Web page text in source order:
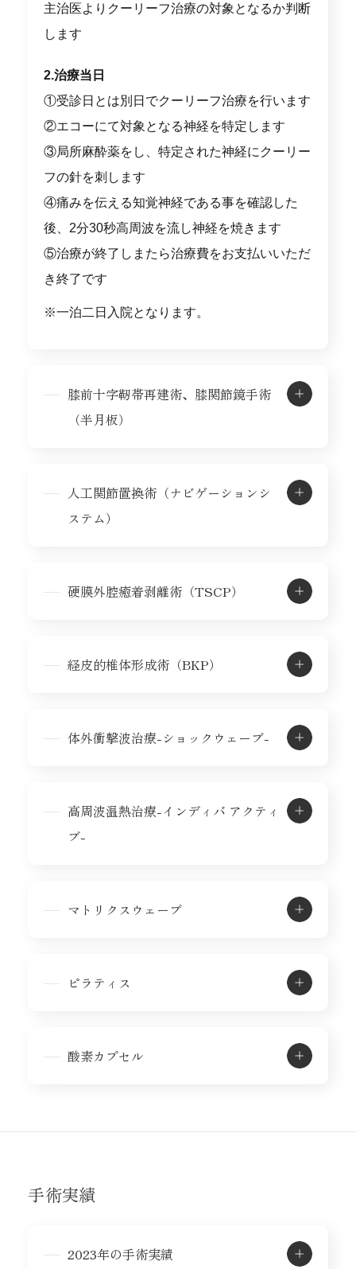
主治医よりクーリーフ治療の対象となるか判断
します
2.治療当日
①受診日とは別日でクーリーフ治療を行います
②エコーにて対象となる神経を特定します
③局所麻酔薬をし、特定された神経にクーリー
フの針を刺します
④痛みを伝える知覚神経である事を確認した
後、2分30秒高周波を流し神経を焼きます
⑤治療が終了しまたら治療費をお支払いいただ
き終了です
※一泊二日入院となります。
膝前十字靭帯再建術、膝関節鏡手術
（半月板）
人工関節置換術（ナビゲーションシ
ステム）
硬膜外腔癒着剥離術（TSCP）
経皮的椎体形成術（BKP）
体外衝撃波治療-ショックウェーブ-
高周波温熱治療-インディバ アクティ
ブ-
マトリクスウェーブ
ピラティス
酸素カプセル
手術実績
2023年の手術実績